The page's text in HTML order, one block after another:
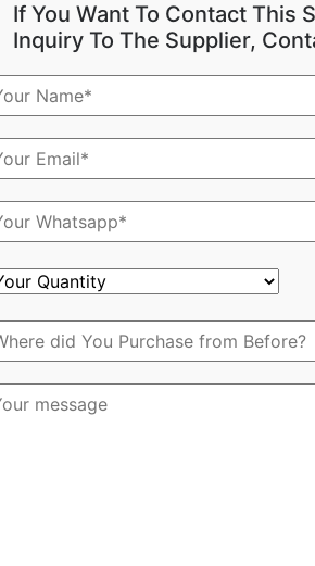
If You Want To Contact This
Inquiry To The Supplier,